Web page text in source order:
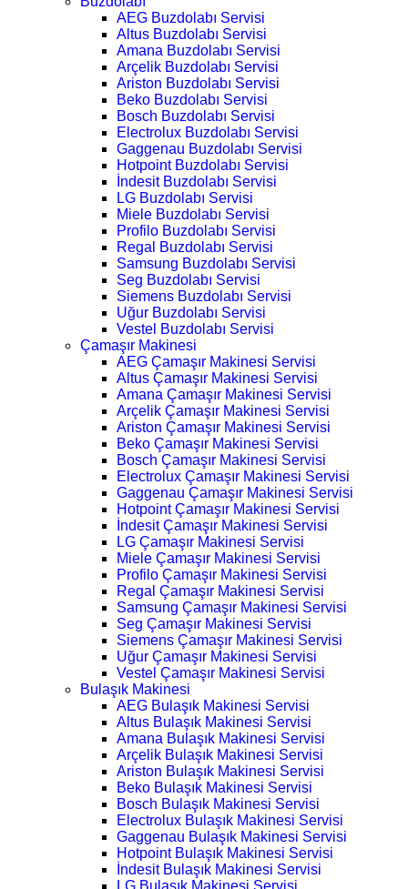
AEG Buzdolabı Servisi
Altus Buzdolabı Servisi
Amana Buzdolabı Servisi
Arçelik Buzdolabı Servisi
Ariston Buzdolabı Servisi
Beko Buzdolabı Servisi
Bosch Buzdolabı Servisi
Electrolux Buzdolabı Servisi
Gaggenau Buzdolabı Servisi
Hotpoint Buzdolabı Servisi
İndesit Buzdolabı Servisi
LG Buzdolabı Servisi
Miele Buzdolabı Servisi
Profilo Buzdolabı Servisi
Regal Buzdolabı Servisi
Samsung Buzdolabı Servisi
Seg Buzdolabı Servisi
Siemens Buzdolabı Servisi
Uğur Buzdolabı Servisi
Vestel Buzdolabı Servisi
Çamaşır Makinesi
AEG Çamaşır Makinesi Servisi
Altus Çamaşır Makinesi Servisi
Amana Çamaşır Makinesi Servisi
Arçelik Çamaşır Makinesi Servisi
Ariston Çamaşır Makinesi Servisi
Beko Çamaşır Makinesi Servisi
Bosch Çamaşır Makinesi Servisi
Electrolux Çamaşır Makinesi Servisi
Gaggenau Çamaşır Makinesi Servisi
Hotpoint Çamaşır Makinesi Servisi
İndesit Çamaşır Makinesi Servisi
LG Çamaşır Makinesi Servisi
Miele Çamaşır Makinesi Servisi
Profilo Çamaşır Makinesi Servisi
Regal Çamaşır Makinesi Servisi
Samsung Çamaşır Makinesi Servisi
Seg Çamaşır Makinesi Servisi
Siemens Çamaşır Makinesi Servisi
Uğur Çamaşır Makinesi Servisi
Vestel Çamaşır Makinesi Servisi
Bulaşık Makinesi
AEG Bulaşık Makinesi Servisi
Altus Bulaşık Makinesi Servisi
Amana Bulaşık Makinesi Servisi
Arçelik Bulaşık Makinesi Servisi
Ariston Bulaşık Makinesi Servisi
Beko Bulaşık Makinesi Servisi
Bosch Bulaşık Makinesi Servisi
Electrolux Bulaşık Makinesi Servisi
Gaggenau Bulaşık Makinesi Servisi
Hotpoint Bulaşık Makinesi Servisi
İndesit Bulaşık Makinesi Servisi
LG Bulaşık Makinesi Servisi